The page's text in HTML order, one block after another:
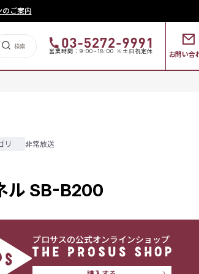
のご案内
営業時間：9:00~18:00 ※土日祝定休 お問い合
リ 非常放送
ル SB-B200
プロサスの公式オンラインショップ